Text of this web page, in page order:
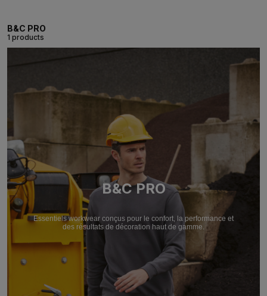
B&C PRO
1 products
B&C PRO
Essentiels workwear conçus pour le confort, la performance et
des résultats de décoration haut de gamme.